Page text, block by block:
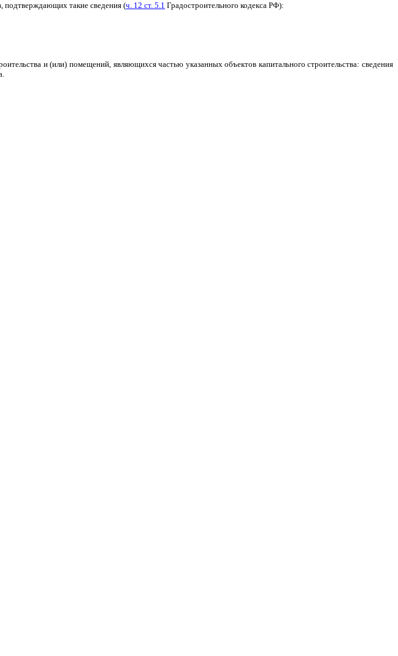
подтверждающих такие сведения (ч. 12 ст. 5.1 Градостроительного кодекса РФ):
и (или) помещений, являющихся частью указанных объектов капитального строительства: сведения